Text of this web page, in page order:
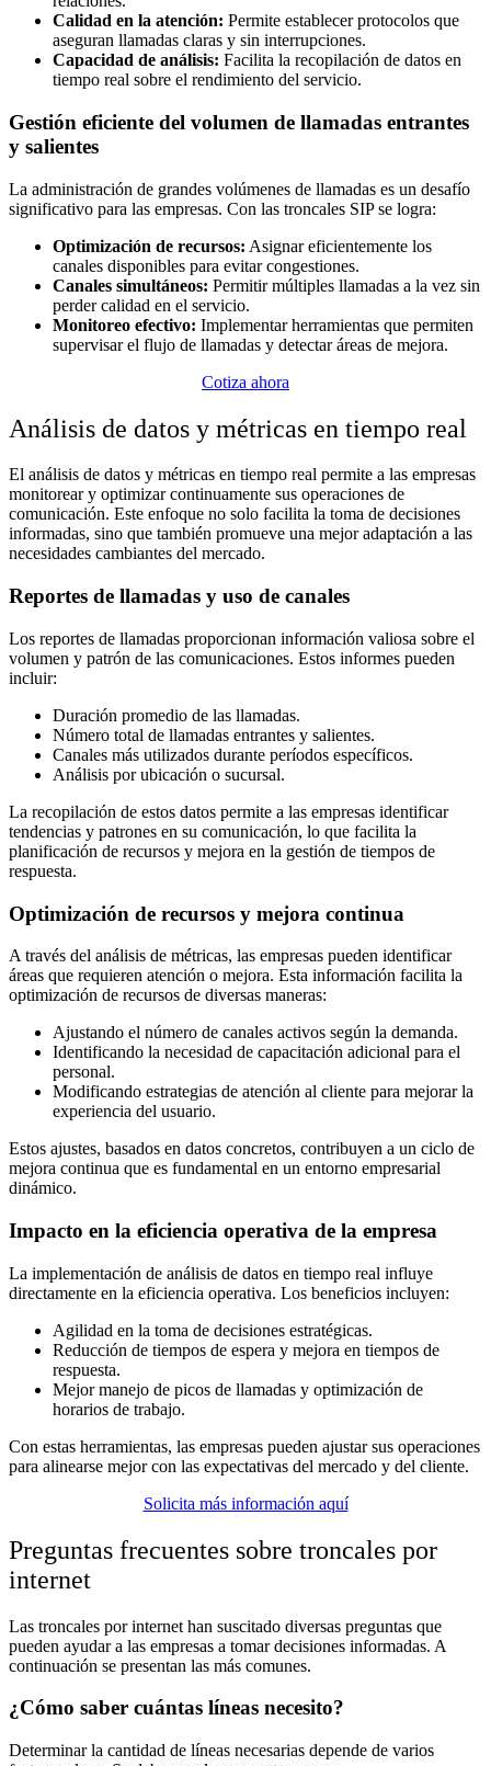
Calidad en la atención: Permite establecer protocolos que
aseguran llamadas claras y sin interrupciones.
Capacidad de análisis: Facilita la recopilación de datos en
tiempo real sobre el rendimiento del servicio.
Gestión eficiente del volumen de llamadas entrantes
y salientes
La administración de grandes volúmenes de llamadas es un desafío
significativo para las empresas. Con las troncales SIP se logra:
Optimización de recursos: Asignar eficientemente los
canales disponibles para evitar congestiones.
Canales simultáneos: Permitir múltiples llamadas a la vez sin
perder calidad en el servicio.
Monitoreo efectivo: Implementar herramientas que permiten
supervisar el flujo de llamadas y detectar áreas de mejora.
Cotiza ahora
Análisis de datos y métricas en tiempo real
El análisis de datos y métricas en tiempo real permite a las empresas
monitorear y optimizar continuamente sus operaciones de
comunicación. Este enfoque no solo facilita la toma de decisiones
informadas, sino que también promueve una mejor adaptación a las
necesidades cambiantes del mercado.
Reportes de llamadas y uso de canales
Los reportes de llamadas proporcionan información valiosa sobre el
volumen y patrón de las comunicaciones. Estos informes pueden
incluir:
Duración promedio de las llamadas.
Número total de llamadas entrantes y salientes.
Canales más utilizados durante períodos específicos.
Análisis por ubicación o sucursal.
La recopilación de estos datos permite a las empresas identificar
tendencias y patrones en su comunicación, lo que facilita la
planificación de recursos y mejora en la gestión de tiempos de
respuesta.
Optimización de recursos y mejora continua
A través del análisis de métricas, las empresas pueden identificar
áreas que requieren atención o mejora. Esta información facilita la
optimización de recursos de diversas maneras:
Ajustando el número de canales activos según la demanda.
Identificando la necesidad de capacitación adicional para el
personal.
Modificando estrategias de atención al cliente para mejorar la
experiencia del usuario.
Estos ajustes, basados en datos concretos, contribuyen a un ciclo de
mejora continua que es fundamental en un entorno empresarial
dinámico.
Impacto en la eficiencia operativa de la empresa
La implementación de análisis de datos en tiempo real influye
directamente en la eficiencia operativa. Los beneficios incluyen:
Agilidad en la toma de decisiones estratégicas.
Reducción de tiempos de espera y mejora en tiempos de
respuesta.
Mejor manejo de picos de llamadas y optimización de
horarios de trabajo.
Con estas herramientas, las empresas pueden ajustar sus operaciones
para alinearse mejor con las expectativas del mercado y del cliente.
Solicita más información aquí
Preguntas frecuentes sobre troncales por
internet
Las troncales por internet han suscitado diversas preguntas que
pueden ayudar a las empresas a tomar decisiones informadas. A
continuación se presentan las más comunes.
¿Cómo saber cuántas líneas necesito?
Determinar la cantidad de líneas necesarias depende de varios